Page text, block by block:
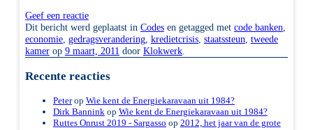
Geef een reactie
Dit bericht werd geplaatst in Codesen getagged met code banken
economie, gedragsverandering, kredietcrisis, staatssteun tweede
kamerop 9 maart, 2011 door Klokwerk.
Recente reacties
Peterop Wie kent de Energiekaravaan uit 1984?
Dirk Bannink op Wie kent de Energiekaravaan uit 1984?
Ruttes Onrust 2019 - Sargasso op 2012, het jaar van de grote